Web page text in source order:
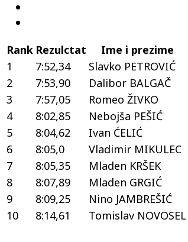
Rank Rezulctat Ime i prezime
1
7:52,34 Slavko PETROVIĆ
2
7:53,90 Dalibor BALGAČ
3
7:57,05 Romeo ŽIVKO
4
8:02,85 Nebojša PEŠIĆ
5
8:04,62 Ivan ĆELIĆ
6
8:05,0 Vladimir MIKULEC
7
8:05,35 Mladen KRŠEK
8
8:07,89 Mladen GRGIĆ
9
8:09,25 Nino JAMBREŠIĆ
10
8:14,61 Tomislav NOVOSEL